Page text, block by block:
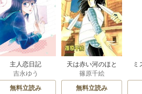
主人恋日記
吉永ゆう
無料立読み
天は赤い河のほと
り
篠原千絵
無料立読み
ミ